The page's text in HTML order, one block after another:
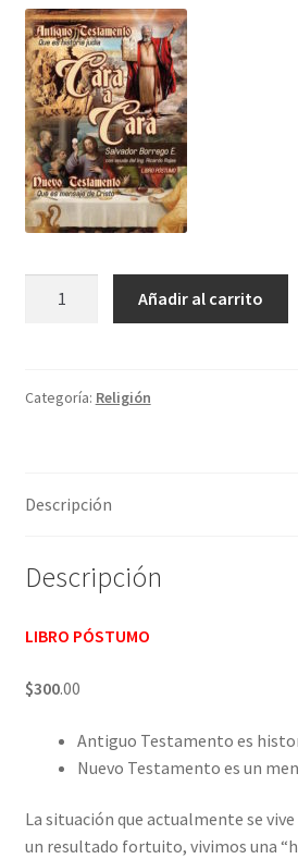
Añadir al carrito
Categoría: Religión
Descripción
Descripción
LIBRO PÓSTUMO
$300.00
Antiguo Testamento es
Nuevo Testamento es un
La situación que actualmente se
un resultado fortuito, vivimos una